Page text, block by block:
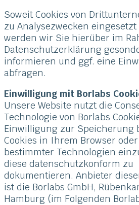
Soweit Cookies von
zu Analysezwecken
werden wir Sie hierüber im
Datenschutzerklärung
informieren und ggf. eine
abfragen.
Einwilligung mit Borlabs
Unsere Website nutzt die
Technologie von Borlabs
Einwilligung zur Speicherung
Cookies in Ihrem Browser
bestimmter Technologien
diese datenschutzkonform zu
dokumentieren. Anbieter
ist die Borlabs GmbH,
Hamburg (im Folgenden